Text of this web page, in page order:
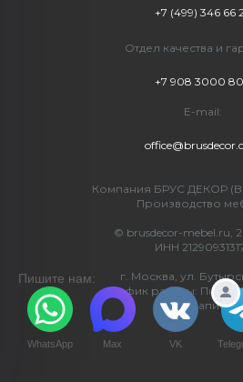
Компания БРУС ДЕКОР
Производство
© brusdecor-mebel.ru,
ИНН
г. Москва, ул.
График работы: Пн-Вс
(по записи)
+7 (499) 346 66
Отдел качества и
+7 908 3000
E-mail:
Пишите нам:
WhatsApp Max VK